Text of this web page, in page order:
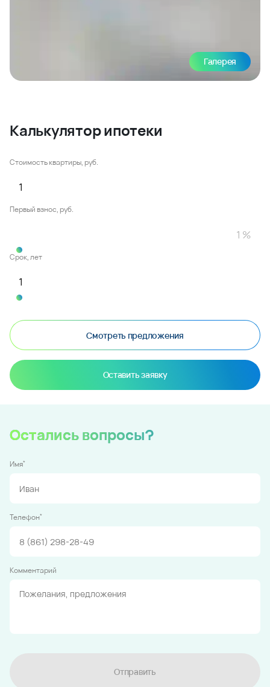
Галерея
Калькулятор ипотеки
Стоимость квартиры, руб.
Первый взнос, руб.
Срок, лет
Смотреть предложения
Оставить заявку
Остались вопросы?
Имя*
Телефон*
Комментарий
Отправить